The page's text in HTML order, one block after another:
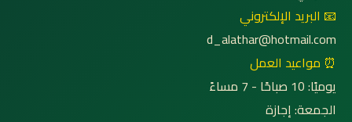
📧 البريد الإلكتروني
d_alathar@hotmail.com
⏰ مواعيد العمل
يوميًا: 10 صباحًا - 7 مساءً
الجمعة: إجازة